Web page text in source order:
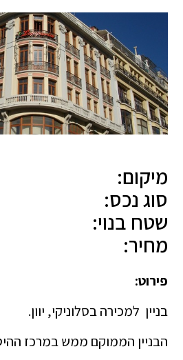
מיקום:
סוג נכס:
שטח בנוי:
מחיר:
פירוט:
בניין למכירה בסלוניקי, יוון.
הבניין הממוקם ממש במרכז